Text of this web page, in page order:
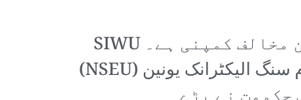
یہ ایک تاریخی پیش رفت ہے، کیونکہ سام سنگ ایک بدنام زمانہ یونین مخالف کمپنی ہے۔ SIWU
بھارت میں سام سنگ ملازمین کی پہلا یونین بن گئی ہے اور کوریا میں نیشنل سام سنگ الیکٹرانک یونین (NSEU)